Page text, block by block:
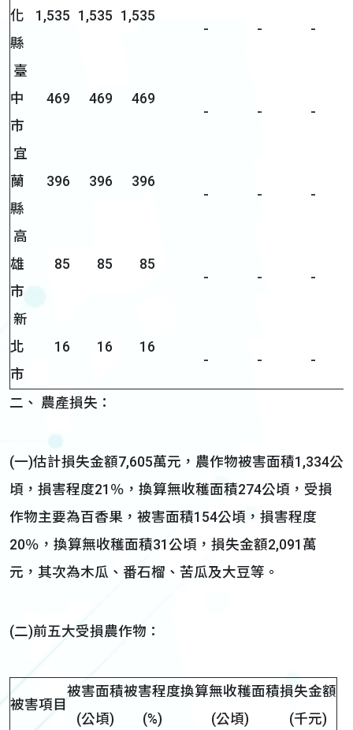
化
縣
1,535 1,535 1,535
-
- -
臺
中
市
469 469
469
-
- -
宜
蘭
縣
396 396
396
-
- -
高
雄
市
85 85
85
-
- -
新
北
市
16 16
16
-
- -
二、 農產損失：
(一)估計損失金額7,605萬元，農作物被害面積1,334公
頃，損害程度21％，換算無收穫面積274公頃，受損
作物主要為百香果，被害面積154公頃，損害程度
20％，換算無收穫面積31公頃，損失金額2,091萬
元，其次為木瓜、番石榴、苦瓜及大豆等。
(二)前五大受損農作物：
被害項目
被害面積被害程度換算無收穫面積損失金額
(公頃) (%) (公頃) (千元)